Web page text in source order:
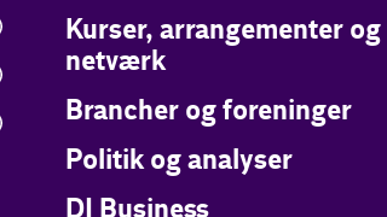
Kurser, arrangementer og
netværk
Brancher og foreninger
Politik og analyser
DI Business